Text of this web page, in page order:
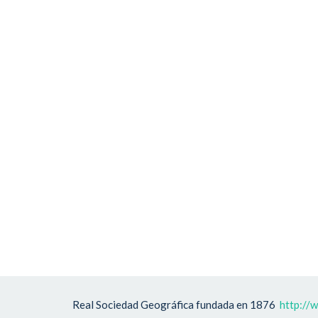
Real Sociedad Geográfica fundada en 1876 http://